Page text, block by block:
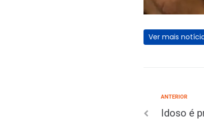
Ver mais
ANTERIOR
Idoso é